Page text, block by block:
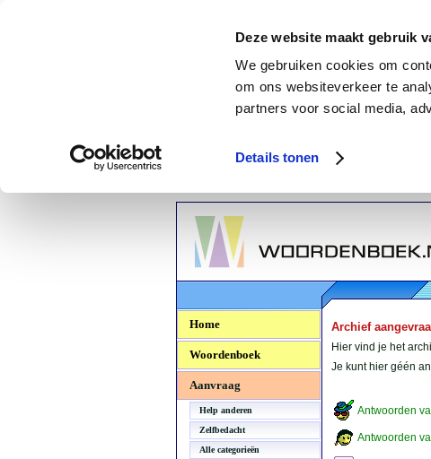
Deze website maakt gebruik
We gebruiken cookies om
om ons websiteverkeer te
partners voor social media,
Details tonen
Woordenboek.NU
Home
Woordenboek
Aanvraag
Help anderen
Zelfbedacht
Alle categorieën
Archief
Hier vind je het
Je kunt hier géén
Antwoorden
Antwoorden